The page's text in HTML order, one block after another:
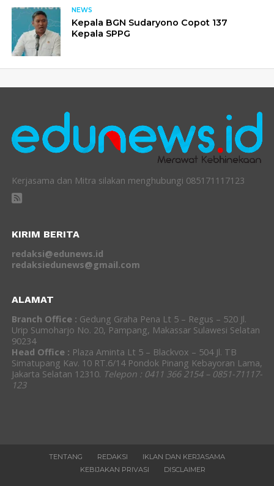
NEWS
Kepala BGN Sudaryono Copot 137
Kepala SPPG
Kerjasama dan Mitra silakan menghubungi 085171117123
KIRIM BERITA
redaksi@edunews.id
redaksiedunews@gmail.com
ALAMAT
Branch Office : Gedung Graha Pena Lt 5 – Regus – 520 Jl.
Urip Sumoharjo No. 20, Pampang, Makassar Sulawesi Selatan
90234
Head Office : Plaza Aminta Lt 5 – Blackvox – 504 Jl. TB
Simatupang Kav. 10 RT.6/14 Pondok Pinang Kebayoran Lama,
Jakarta Selatan 12310. Telepon : 0411 366 2154 – 0851-71117-
123
TENTANG REDAKSI
IKLAN DAN KERJASAMA
KEBIJAKAN PRIVASI
DISCLAIMER